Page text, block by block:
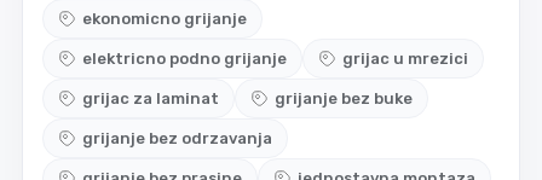
ekonomicno grijanje
elektricno podno grijanje grijac u mrezici
grijac za laminat grijanje bez buke
grijanje bez odrzavanja